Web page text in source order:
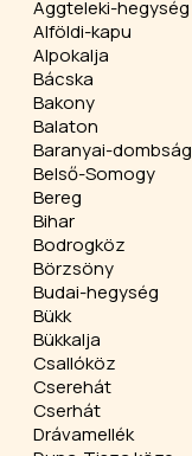
Aggteleki-hegység
Alföldi-kapu
Alpokalja
Bácska
Bakony
Balaton
Baranyai-dombság
Belső-Somogy
Bereg
Bihar
Bodrogköz
Börzsöny
Budai-hegység
Bükk
Bükkalja
Csallóköz
Cserehát
Cserhát
Drávamellék